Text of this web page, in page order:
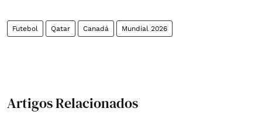
Futebol Qatar Canadá Mundial 2026
Artigos Relacionados